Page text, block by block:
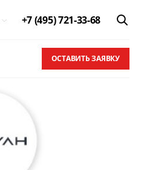
+7 (495) 721-33-68
ОСТАВИТЬ ЗАЯВКУ